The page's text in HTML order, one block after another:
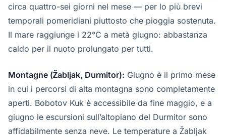
circa quattro-sei giorni nel mese — per lo più brevi
temporali pomeridiani piuttosto che pioggia sostenuta.
Il mare raggiunge i 22°C a metà giugno: abbastanza
caldo per il nuoto prolungato per tutti.
Montagne (Žabljak, Durmitor): Giugno è il primo mese
in cui i percorsi di alta montagna sono completamente
aperti. Bobotov Kuk è accessibile da fine maggio, e a
giugno le escursioni sull’altopiano del Durmitor sono
affidabilmente senza neve. Le temperature a Žabljak